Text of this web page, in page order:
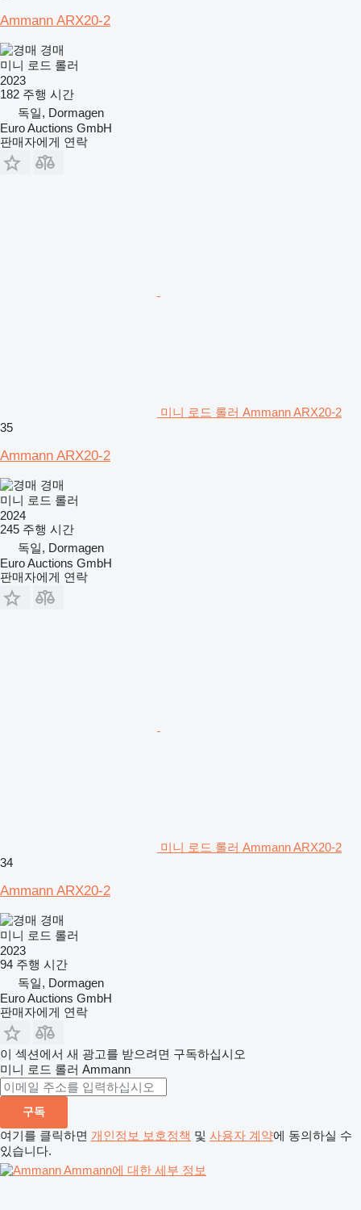
Ammann ARX20-2
경매
미니 로드 롤러
2023
182 주행 시간
독일, Dormagen
Euro Auctions GmbH
판매자에게 연락
미니 로드 롤러 Ammann ARX20-2
35
Ammann ARX20-2
경매
미니 로드 롤러
2024
245 주행 시간
독일, Dormagen
Euro Auctions GmbH
판매자에게 연락
미니 로드 롤러 Ammann ARX20-2
34
Ammann ARX20-2
경매
미니 로드 롤러
2023
94 주행 시간
독일, Dormagen
Euro Auctions GmbH
판매자에게 연락
이 섹션에서 새 광고를 받으려면 구독하십시오
미니 로드 롤러 Ammann
구독
여기를 클릭하면 개인정보 보호정책 및 사용자 계약에 동의하실 수
있습니다.
Ammann에 대한 세부 정보